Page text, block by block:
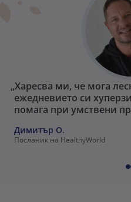
„Харесва ми, че мога
ежедневието си
помага при умствени
Димитър О.
Посланик на HealthyWorld